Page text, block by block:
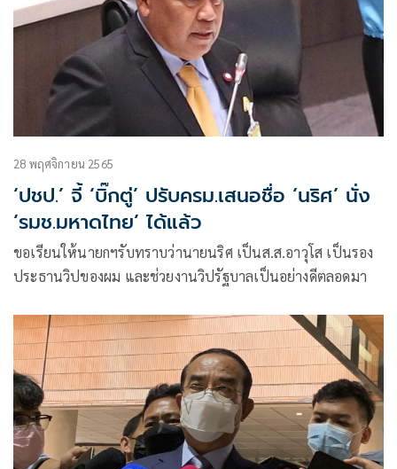
28 พฤศจิกายน 2565
‘ปชป.’ จี้ ‘บิ๊กตู่’ ปรับครม.เสนอชื่อ ‘นริศ’ นั่ง
‘รมช.มหาดไทย’ ได้แล้ว
ขอเรียนให้นายกฯรับทราบว่านายนริศ เป็นส.ส.อาวุโส เป็นรอง
ประธานวิปของผม และช่วยงานวิปรัฐบาลเป็นอย่างดีตลอดมา